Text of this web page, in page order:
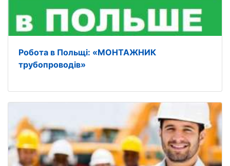
Робота в Польщі: «МОНТАЖНИК
трубопроводів»